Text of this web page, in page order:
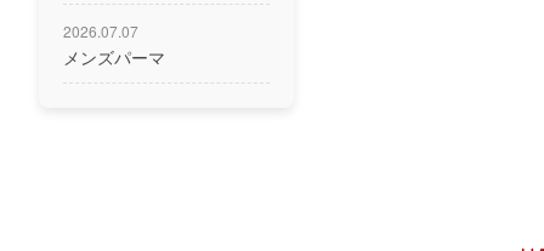
2026.07.07
メンズパーマ